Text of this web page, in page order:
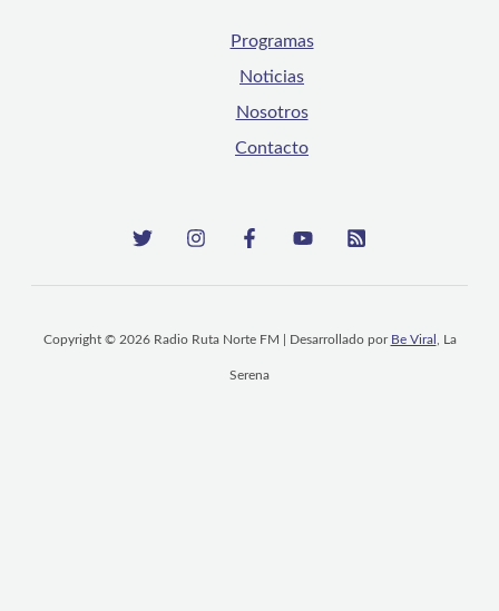
Programas
Noticias
Nosotros
Contacto
Copyright © 2026 Radio Ruta Norte FM | Desarrollado por Be Viral , La
Serena